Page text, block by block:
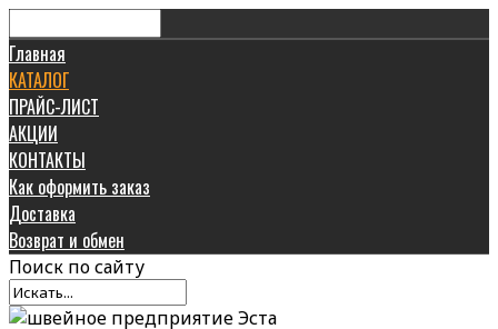
Главная
КАТАЛОГ
ПРАЙС-ЛИСТ
АКЦИИ
КОНТАКТЫ
Как оформить заказ
Доставка
Возврат и обмен
Поиск по сайту